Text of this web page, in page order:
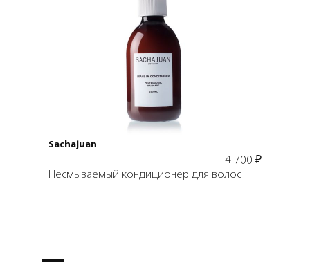
Подробнее
В корзину
Sachajuan
4 700 ₽
Несмываемый кондиционер для волос